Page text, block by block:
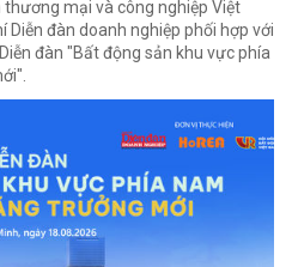
mại và công nghiệp Việt
Diễn đàn doanh nghiệp phối hợp với
đàn "Bất động sản khu vực phía